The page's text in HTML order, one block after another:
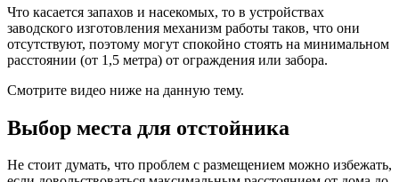
Что касается запахов и насекомых, то в устройствах
заводского изготовления механизм работы таков, что они
отсутствуют, поэтому могут спокойно стоять на минимальном
расстоянии (от 1,5 метра) от ограждения или забора.
Смотрите видео ниже на данную тему.
Выбор места для отстойника
Не стоит думать, что проблем с размещением можно избежать,